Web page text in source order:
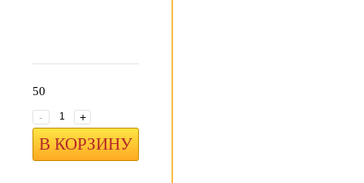
50
-
+
В КОРЗИНУ